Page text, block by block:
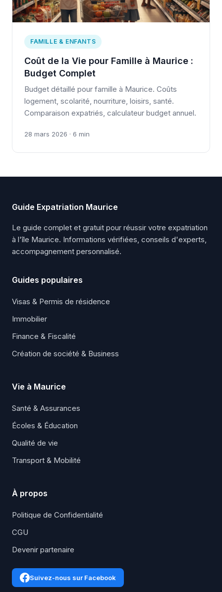
FAMILLE & ENFANTS
Coût de la Vie pour Famille à Maurice :
Budget Complet
Budget détaillé pour famille à Maurice. Coûts
logement, scolarité, nourriture, loisirs, santé.
Comparaison expatriés, calculateur budget annuel.
28 mars 2026 · 6 min
Guide Expatriation Maurice
Le guide complet et gratuit pour réussir votre expatriation
à l'île Maurice. Informations vérifiées, conseils d'experts,
accompagnement personnalisé.
Guides populaires
Visas & Permis de résidence
Immobilier
Finance & Fiscalité
Création de société & Business
Vie à Maurice
Santé & Assurances
Écoles & Éducation
Qualité de vie
Transport & Mobilité
À propos
Politique de Confidentialité
CGU
Devenir partenaire
Suivez-nous sur Facebook